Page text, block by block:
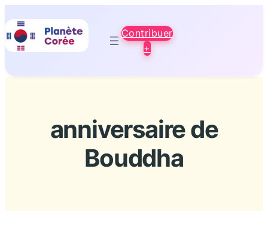
au
contenu
Contribuer
+
anniversaire de
Bouddha